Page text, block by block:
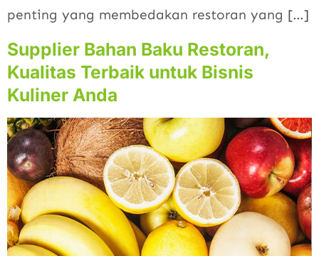
penting yang membedakan restoran yang […]
Supplier Bahan Baku Restoran,
Kualitas Terbaik untuk Bisnis
Kuliner Anda